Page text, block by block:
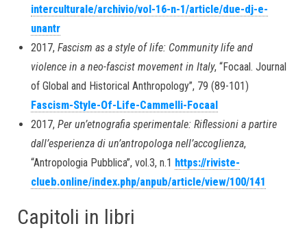
interculturale/archivio/vol-16-n-1/article/due-dj-e-
unantr
2017, Fascism as a style of life: Community life and
violence in a neo-fascist movement in Italy, “Focaal. Journal
of Global and Historical Anthropology”, 79 (89-101)
Fascism-Style-Of-Life-Cammelli-Focaal
2017, Per un’etnografia sperimentale: Riflessioni a partire
dall’esperienza di un’antropologa nell’accoglienza,
“Antropologia Pubblica”, vol.3, n.1 https://riviste-
clueb.online/index.php/anpub/article/view/100/141
Capitoli in libri